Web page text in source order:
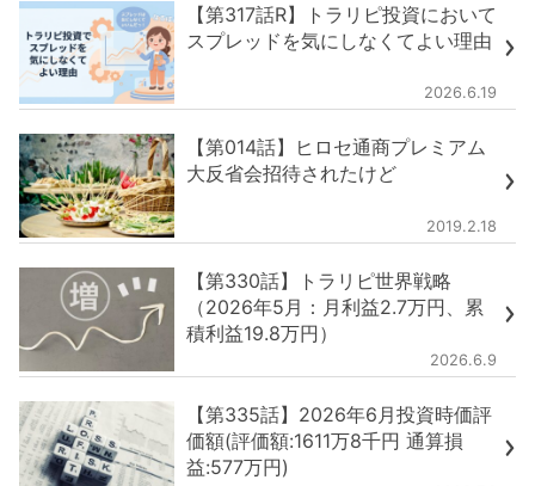
【第317話R】トラリピ投資において
スプレッドを気にしなくてよい理由
2026.6.19
【第014話】ヒロセ通商プレミアム
大反省会招待されたけど
2019.2.18
【第330話】トラリピ世界戦略
（2026年5月：月利益2.7万円、累
積利益19.8万円）
2026.6.9
【第335話】2026年6月投資時価評
価額(評価額:1611万8千円 通算損
益:577万円)